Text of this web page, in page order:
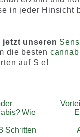
in jeder Hinsicht
jetzt unseren
die besten
auf Sie!
Wie
Schritten